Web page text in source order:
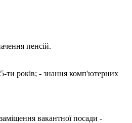
пенсій.
ти років; - знання комп'ютерних
вакантної посади -